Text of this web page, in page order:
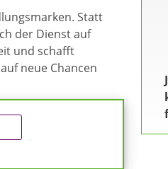
Statt
der Dienst auf
und schafft
neue Chancen